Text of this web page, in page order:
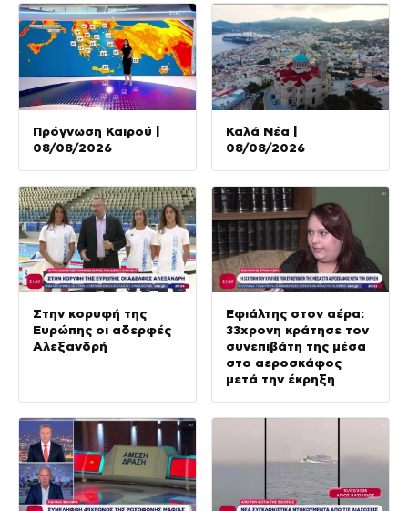
Πρόγνωση Καιρού |
08/08/2026
Καλά Νέα |
08/08/2026
Στην κορυφή της
Ευρώπης οι αδερφές
Αλεξανδρή
Εφιάλτης στον αέρα:
33χρονη κράτησε τον
συνεπιβάτη της μέσα
στο αεροσκάφος
μετά την έκρηξη